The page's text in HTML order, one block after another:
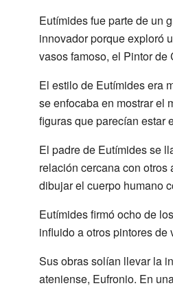
Eutímides fue parte de un
innovador porque exploró
vasos famoso, el Pintor de
El estilo de Eutímides era
se enfocaba en mostrar el
figuras que parecían estar
El padre de Eutímides se
relación cercana con
dibujar el cuerpo humano
Eutímides firmó ocho de
influido a otros pintores
Sus obras solían llevar la
ateniense, Eufronio. En